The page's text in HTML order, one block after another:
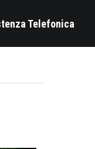
Telefonica